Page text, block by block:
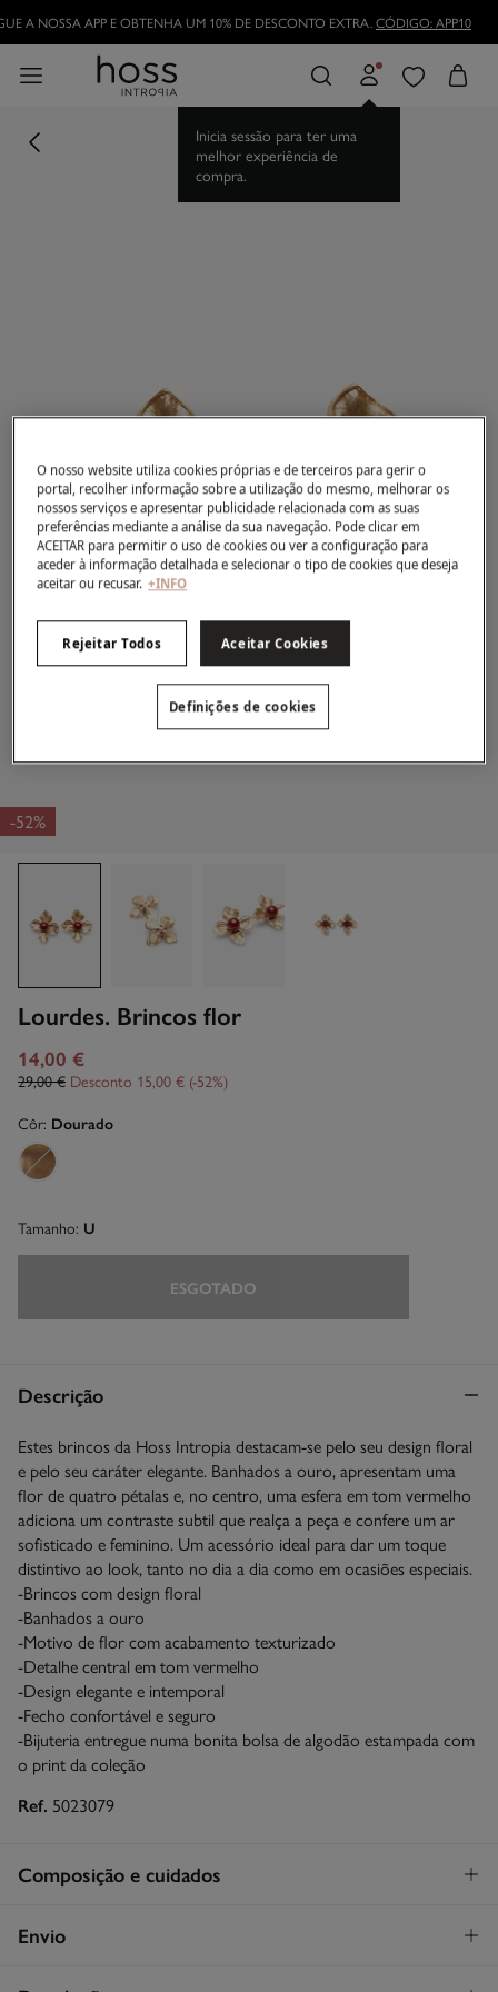
A NOSSA APP E OBTENHA UM 10% DE DESCONTO EXTRA.CÓDIGO: APP10
Inicia sessão para ter uma
melhor experiência de
compra.
-52%
Lourdes. Brincos flor
14,00 €
29,00 € Desconto 15,00 € 52
Côr: Dourado
Tamanho: U
ESGOTADO
Descrição
Estes brincos da Hoss Intropia destacam-se pelo seu design floral
e pelo seu caráter elegante. Banhados a ouro, apresentam uma
flor de quatro pétalas e, no centro, uma esfera em tom vermelho
adiciona um contraste subtil que realça a peça e confere um ar
sofisticado e feminino. Um acessório ideal para dar um toque
distintivo ao look, tanto no dia a dia como em ocasiões especiais.
-Brincos com design floral
-Banhados a ouro
-Motivo de flor com acabamento texturizado
-Detalhe central em tom vermelho
-Design elegante e intemporal
-Fecho confortável e seguro
-Bijuteria entregue numa bonita bolsa de algodão estampada com
o print da coleção
Ref. 5023079
Composição e cuidados
Composição
Envio
GRATUITO!
O nosso website utiliza cookies próprias e de terceiros para gerir o
portal, recolher informação sobre a utilização do mesmo, melhorar os
nossos serviços e apresentar publicidade relacionada com as suas
preferências mediante a análise da sua navegação. Pode clicar em
ACEITAR para permitir o uso de cookies ou ver a configuração para
aceder à informação detalhada e selecionar o tipo de cookies que deseja
aceitar ou recusar. +INFO
Rejeitar Todos Aceitar Cookies
Definições de cookies